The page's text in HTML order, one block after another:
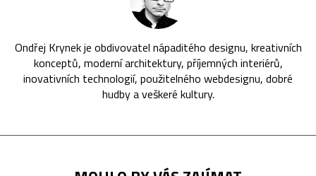
Ondřej Krynek je obdivovatel nápaditého designu, kreativních
konceptů, moderní architektury, příjemných interiérů,
inovativních technologií, použitelného webdesignu, dobré
hudby a veškeré kultury.